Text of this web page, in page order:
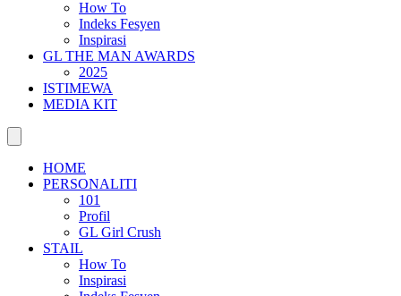
How To
Indeks Fesyen
Inspirasi
GL THE MAN AWARDS
2025
ISTIMEWA
MEDIA KIT
HOME
PERSONALITI
101
Profil
GL Girl Crush
STAIL
How To
Inspirasi